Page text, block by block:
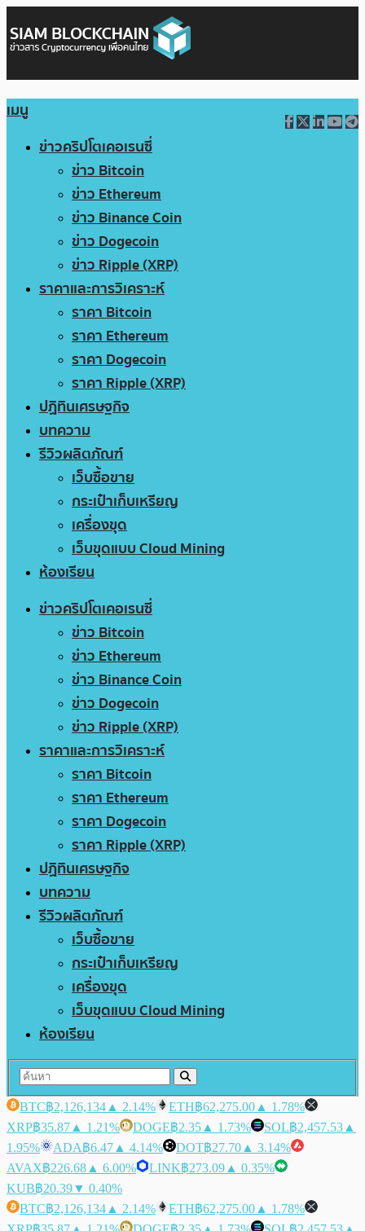
เมนู
ข่าวคริปโตเคอเรนซี่
ข่าว Bitcoin
ข่าว Ethereum
ข่าว Binance Coin
ข่าว Dogecoin
ข่าว Ripple (XRP)
ราคาและการวิเคราะห์
ราคา Bitcoin
ราคา Ethereum
ราคา Dogecoin
ราคา Ripple (XRP)
ปฏิทินเศรษฐกิจ
บทความ
รีวิวผลิตภัณฑ์
เว็บซื้อขาย
กระเป๋าเก็บเหรียญ
เครื่องขุด
เว็บขุดแบบ Cloud Mining
ห้องเรียน
ข่าวคริปโตเคอเรนซี่
ข่าว Bitcoin
ข่าว Ethereum
ข่าว Binance Coin
ข่าว Dogecoin
ข่าว Ripple (XRP)
ราคาและการวิเคราะห์
ราคา Bitcoin
ราคา Ethereum
ราคา Dogecoin
ราคา Ripple (XRP)
ปฏิทินเศรษฐกิจ
บทความ
รีวิวผลิตภัณฑ์
เว็บซื้อขาย
กระเป๋าเก็บเหรียญ
เครื่องขุด
เว็บขุดแบบ Cloud Mining
ห้องเรียน
BTC฿2,126,134 ▲ 2.14% ETH฿62,275.00 ▲ 1.78%
XRP฿35.87 ▲ 1.21% DOGE฿2.35 ▲ 1.73% SOL฿2,457.53 ▲
1.95%
ADA฿6.47 ▲ 4.14% DOT฿27.70 ▲ 3.14%
AVAX฿226.68 ▲ 6.00% LINK฿273.09 ▲ 0.35%
KUB฿20.39▼ 0.40%
BTC฿2,126,134 ▲ 2.14% ETH฿62,275.00 ▲ 1.78%